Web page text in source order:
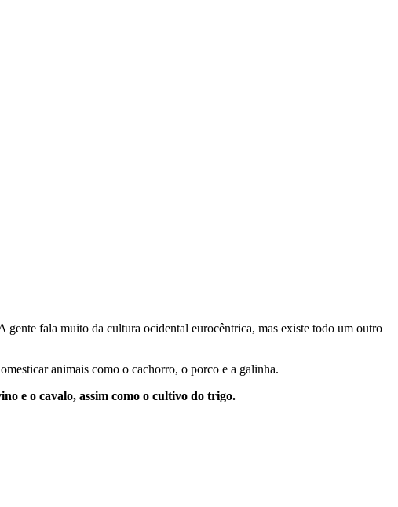
gente fala muito da cultura ocidental eurocêntrica, mas existe todo um outro
animais como o cachorro, o porco e a galinha.
e o cavalo, assim como o cultivo do trigo.